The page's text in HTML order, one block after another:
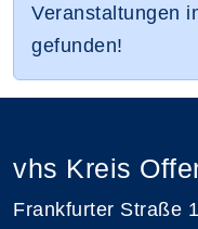
Veranstaltungen
gefunden!
vhs Kreis
Frankfurter Straße